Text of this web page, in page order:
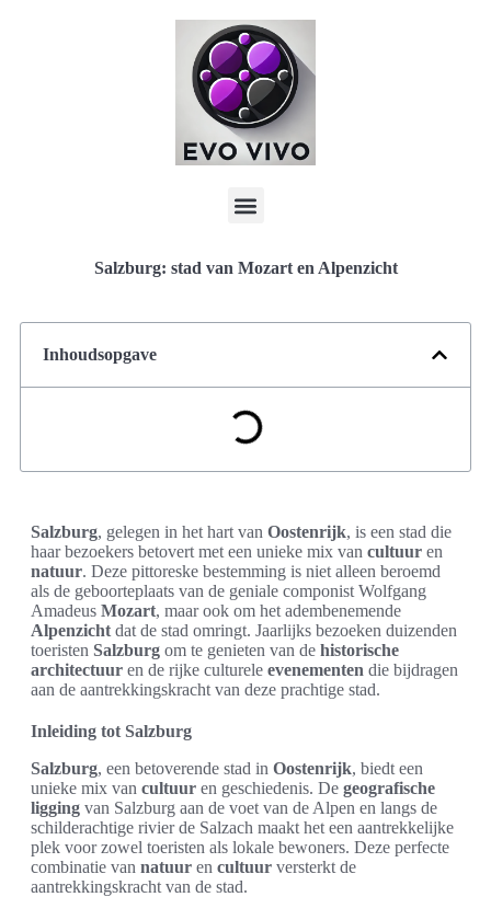
Salzburg: stad van Mozart en Alpenzicht
Inhoudsopgave
Salzburg, gelegen in het hart van Oostenrijk, is een stad die
haar bezoekers betovert met een unieke mix van cultuur en
natuur. Deze pittoreske bestemming is niet alleen beroemd
als de geboorteplaats van de geniale componist Wolfgang
Amadeus Mozart, maar ook om het adembenemende
Alpenzicht dat de stad omringt. Jaarlijks bezoeken duizenden
toeristen Salzburg om te genieten van de historische
architectuur en de rijke culturele evenementen die bijdragen
aan de aantrekkingskracht van deze prachtige stad.
Inleiding tot Salzburg
Salzburg, een betoverende stad in Oostenrijk, biedt een
unieke mix van cultuur en geschiedenis. De geografische
ligging van Salzburg aan de voet van de Alpen en langs de
schilderachtige rivier de Salzach maakt het een aantrekkelijke
plek voor zowel toeristen als lokale bewoners. Deze perfecte
combinatie van natuur en cultuur versterkt de
aantrekkingskracht van de stad.